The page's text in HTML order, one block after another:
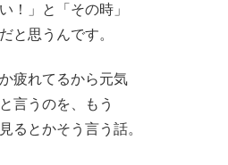
！」と「その時」
と思うんです。
疲れてるから元気
言うのを、もう
るとかそう言う話。